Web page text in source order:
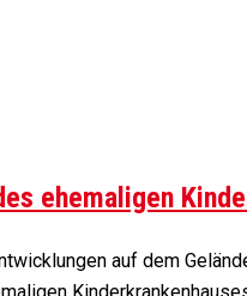
ehemaligen
auf dem